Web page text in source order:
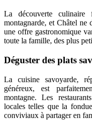
La découverte culinaire
montagnarde, et Châtel ne
une offre gastronomique
toute la famille, des plus
Déguster des plats
La cuisine savoyarde,
généreux, est
montagne. Les
locales telles que la
conviviaux à partager en